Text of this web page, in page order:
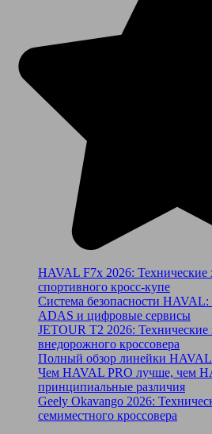
HAVAL F7x 2026: Технические
спортивного кросс-купе
Система безопасности HAVAL:
ADAS и цифровые сервисы
JETOUR T2 2026: Технические
внедорожного кроссовера
Полный обзор линейки HAVAL
Чем HAVAL PRO лучше, чем
принципиальные различия
Geely Okavango 2026:
семиместного кроссовера